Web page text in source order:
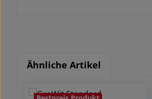
Ähnliche Artikel
Produktgalerie überspringen